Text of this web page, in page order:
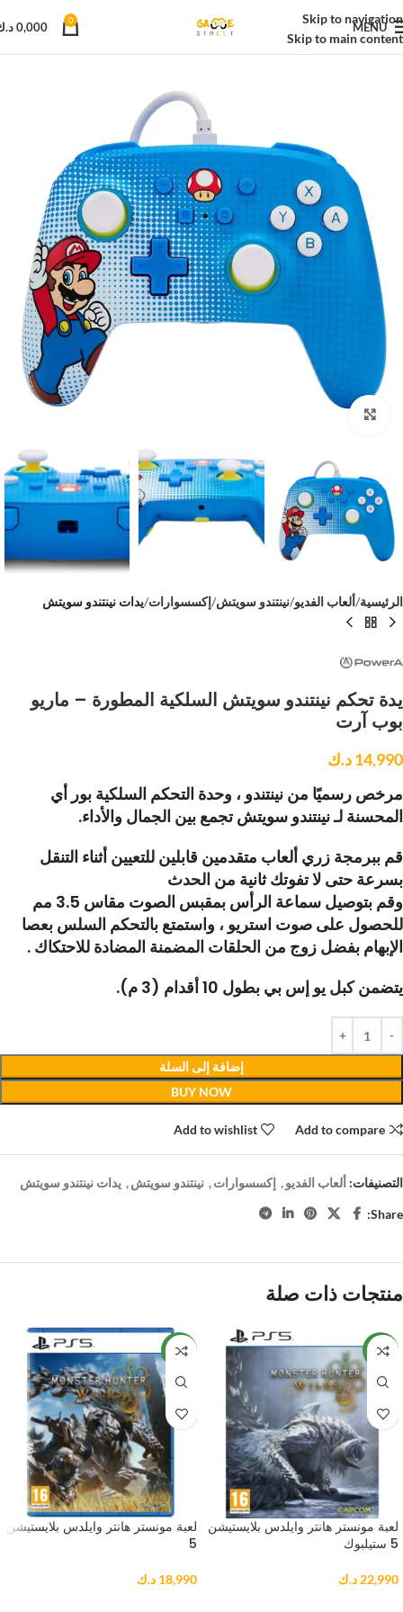
Skip to navigation
Skip to main content
MENU
0
0,000
الرئيسية ألعاب الفديو نينتندو سويتش إكسسوارات يدات نينتندو سويتش
يدة تحكم نينتندو سويتش السلكية المطورة – ماريو
بوب آرت
14,990د.ك
مرخص رسميًا من نينتندو ، وحدة التحكم السلكية بور أي
المحسنة لـ نينتندو سويتش تجمع بين الجمال والأداء.
قم ببرمجة زري ألعاب متقدمين قابلين للتعيين أثناء التنقل
بسرعة حتى لا تفوتك ثانية من الحدث
وقم بتوصيل سماعة الرأس بمقبس الصوت مقاس 3.5 مم
للحصول على صوت استريو ، واستمتع بالتحكم السلس بعصا
الإبهام بفضل زوج من الحلقات المضمنة المضادة للاحتكاك .
يتضمن كبل يو إس بي بطول 10 أقدام (3 م).
إضافة إلى السلة
BUY NOW
Add to compare
Add to wishlist
التصنيفات: ألعاب الفديو, إكسسوارات, نينتندو سويتش, يدات نينتندو سويتش
Share:
منتجات ذات صلة
NEW
لعبة مونستر هانتر وايلدس بلايستيشن
5 ستيلبوك
22,990 د.ك
NEW
لعبة مونستر هانتر وايلدس بلايستيشن
5
18,990 د.ك